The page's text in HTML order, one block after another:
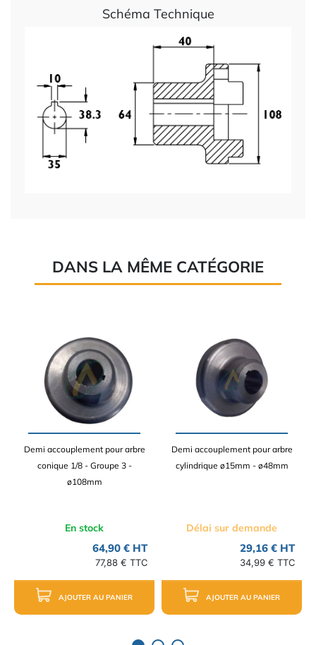
Schéma Technique
DANS LA MÊME CATÉGORIE
Demi accouplement pour arbre
conique 1/8 - Groupe 3 -
ø108mm
En stock
64,90 € HT
77,88 € TTC
AJOUTER AU PANIER
Demi accouplement pour arbre
cylindrique ø15mm - ø48mm
Délai sur demande
29,16 € HT
34,99 € TTC
AJOUTER AU PANIER